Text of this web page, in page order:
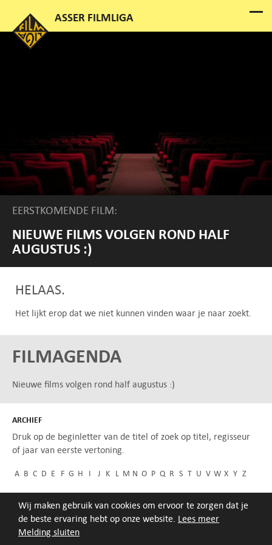
Melding sluiten
Wij maken gebruik van cookies om ervoor te zorgen dat je
de beste ervaring hebt op onze website. Lees meer
EERSTKOMENDE FILM:
NIEUWE FILMS VOLGEN ROND HALF
AUGUSTUS :)
HELAAS.
Het lijkt erop dat we niet kunnen vinden waar je naar zoekt.
FILMAGENDA
Nieuwe films volgen rond half augustus :)
ARCHIEF
Druk op de beginletter van de titel of zoek op titel, regisseur
of jaar van eerste vertoning.
A B C D E F G H I J K L M N O P Q R S T U V W X Y Z